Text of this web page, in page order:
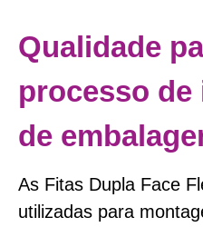
Qualidade
processo de
de
As Fitas Dupla Face
utilizadas para